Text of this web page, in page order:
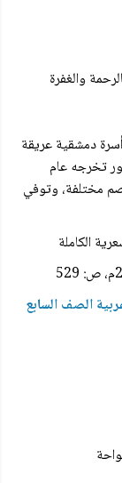
والغفرة
دمشقية عريقة
تخرجه عام
مختلفة، وتوفي
الكاملة
الصف السابع